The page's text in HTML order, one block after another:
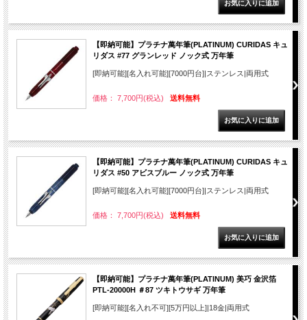
【即納可能】プラチナ萬年筆(PLATINUM) CURIDAS キュ
リダス #77 グランレッド ノック式 万年筆
[即納可能][名入れ可能][7000円台]|ステンレス|両用式
価格： 7,700円(税込) 送料無料
【即納可能】プラチナ萬年筆(PLATINUM) CURIDAS キュ
リダス #50 アビスブルー ノック式 万年筆
[即納可能][名入れ可能][7000円台]|ステンレス|両用式
価格： 7,700円(税込) 送料無料
【即納可能】プラチナ萬年筆(PLATINUM) 美巧 金沢箔
PTL-20000H ＃87 ツキトウサギ 万年筆
[即納可能][名入れ不可][5万円以上]|18金|両用式